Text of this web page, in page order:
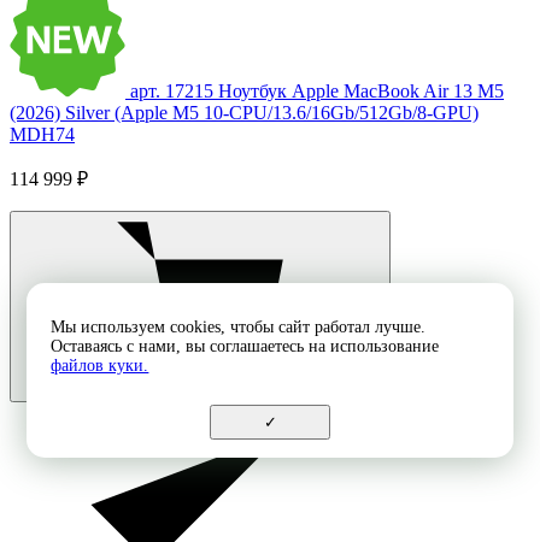
арт. 17215 Ноутбук Apple MacBook Air 13 M5
(2026) Silver (Apple M5 10-CPU/13.6/16Gb/512Gb/8-GPU)
MDH74
114 999 ₽
Мы используем cookies, чтобы сайт работал лучше.
Оставаясь с нами, вы соглашаетесь на использование
файлов куки.
✓